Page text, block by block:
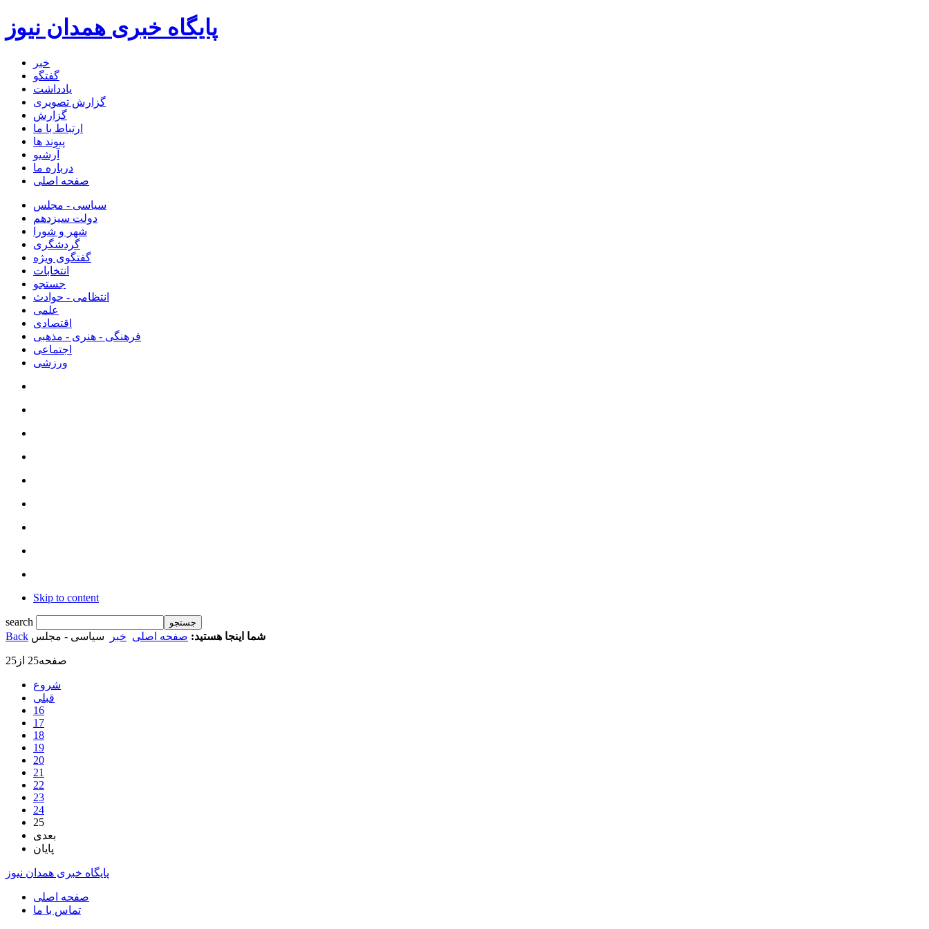
پایگاه خبری همدان نیوز
خبر
گفتگو
یادداشت
گزارش تصویری
گزارش
ارتباط با ما
پیوند ها
آرشیو
درباره ما
صفحه اصلی
سیاسی - مجلس
دولت سیزدهم
شهر و شورا
گردشگری
گفتگوی ویژه
انتخابات
جستجو
انتظامی - حوادث
علمی
اقتصادی
فرهنگی - هنری - مذهبی
اجتماعی
ورزشی
Skip to content
search
Back
شما اینجا هستید: صفحه اصلی خبر سیاسی - مجلس
صفحه25 از25
شروع
قبلی
16
17
18
19
20
21
22
23
24
25
بعدی
پایان
پایگاه خبری همدان نیوز
صفحه اصلی
تماس با ما